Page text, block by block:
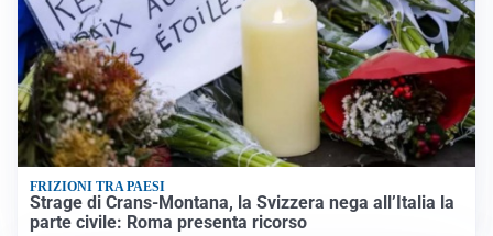
FRIZIONI TRA PAESI
Strage di Crans-Montana, la Svizzera nega all’Italia la
parte civile: Roma presenta ricorso